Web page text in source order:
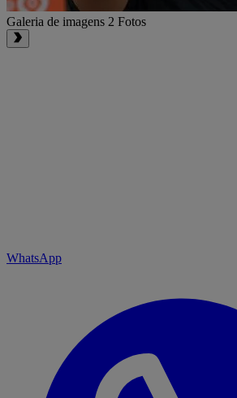
Galeria de imagens 2 Fotos
WhatsApp